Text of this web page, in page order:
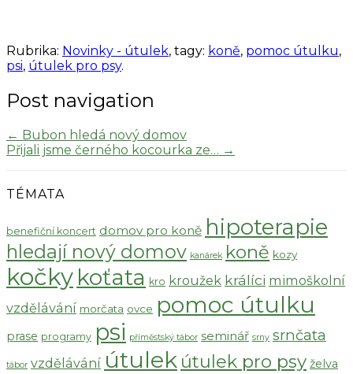
Rubrika: Novinky - útulek, tagy: koně, pomoc útulku,
psi, útulek pro psy.
Post navigation
← Bubon hledá nový domov
Přijali jsme černého kocourka ze… →
TÉMATA
benefiční koncert domov pro koně hipoterapie
hledají nový domov kanárek koně kozy
kočky koťata kro kroužek králíci mimoškolní
vzdělávání morčata ovce pomoc útulku
prase programy psi příměstský tábor seminář srny srnčata
tábor vzdělávání útulek útulek pro psy želva